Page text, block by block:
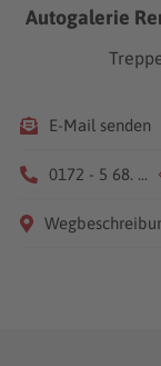
Autogalerie
E-Mail senden
0172 - 5 68. ...